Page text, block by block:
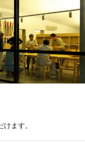
ます。